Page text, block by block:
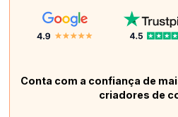
Conta com a confiança de
criadores de